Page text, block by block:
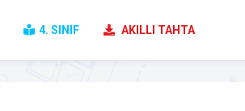
4. SINIF AKILLI TAHTA